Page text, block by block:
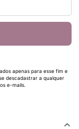
apenas para esse fim e
descadastrar a qualquer
e-mails.